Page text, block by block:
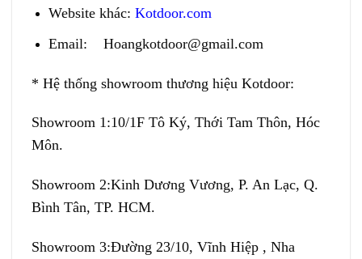
Website khác: Kotdoor.com
Email: Hoangkotdoor@gmail.com
* Hệ thống showroom thương hiệu Kotdoor:
Showroom 1:10/1F Tô Ký, Thới Tam Thôn, Hóc
Môn.
Showroom 2:Kinh Dương Vương, P. An Lạc, Q.
Bình Tân, TP. HCM.
Showroom 3:Đường 23/10, Vĩnh Hiệp , Nha